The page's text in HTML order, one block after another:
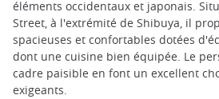
éléments occidentaux et japonais.
Street, à l'extrémité de Shibuya, il
spacieuses et confortables dotées
dont une cuisine bien équipée. Le
cadre paisible en font un excellent
exigeants.